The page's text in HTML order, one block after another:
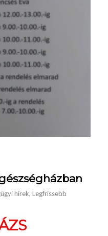
hírek, Legfrissebb